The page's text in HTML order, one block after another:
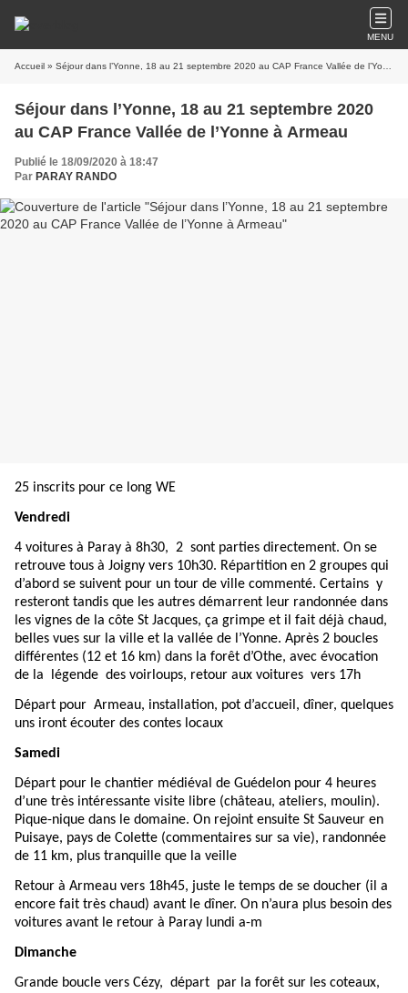
MENU
Accueil » Séjour dans l’Yonne, 18 au 21 septembre 2020 au CAP France Vallée de l’Yonne à Armeau
Séjour dans l’Yonne, 18 au 21 septembre 2020
au CAP France Vallée de l’Yonne à Armeau
Publié le 18/09/2020 à 18:47
Par PARAY RANDO
25 inscrits pour ce long WE
Vendredi
4 voitures à Paray à 8h30, 2 sont parties directement. On se
retrouve tous à Joigny vers 10h30. Répartition en 2 groupes qui
d’abord se suivent pour un tour de ville commenté. Certains y
resteront tandis que les autres démarrent leur randonnée dans
les vignes de la côte St Jacques, ça grimpe et il fait déjà chaud,
belles vues sur la ville et la vallée de l’Yonne. Après 2 boucles
différentes (12 et 16 km) dans la forêt d’Othe, avec évocation
de la légende des voirloups, retour aux voitures vers 17h
Départ pour Armeau, installation, pot d’accueil, dîner, quelques
uns iront écouter des contes locaux
Samedi
Départ pour le chantier médiéval de Guédelon pour 4 heures
d’une très intéressante visite libre (château, ateliers, moulin).
Pique-nique dans le domaine. On rejoint ensuite St Sauveur en
Puisaye, pays de Colette (commentaires sur sa vie), randonnée
de 11 km, plus tranquille que la veille
Retour à Armeau vers 18h45, juste le temps de se doucher (il a
encore fait très chaud) avant le dîner. On n’aura plus besoin des
voitures avant le retour à Paray lundi a-m
Dimanche
Grande boucle vers Cézy, départ par la forêt sur les coteaux,